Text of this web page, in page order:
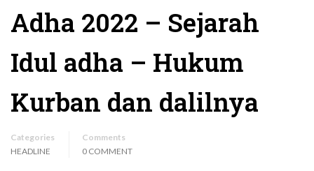
Adha 2022 – Sejarah
Idul adha – Hukum
Kurban dan dalilnya
Categories
HEADLINE
Comments
0 COMMENT